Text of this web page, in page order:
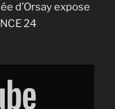
d’Orsay expose
24